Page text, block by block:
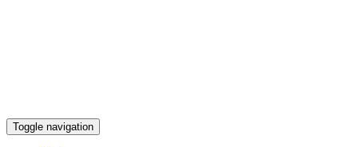
Toggle navigation